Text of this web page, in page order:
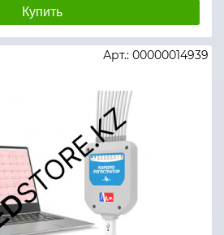
Купить
Арт.: 00000014939